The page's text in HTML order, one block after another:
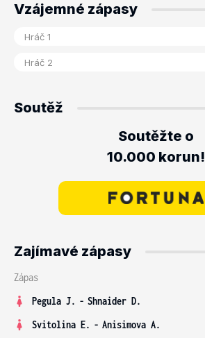
Vzájemné zápasy
Soutěž
Soutěžte o
10.000 korun!
Zajímavé zápasy
Zápas
Pegula J. - Shnaider D.
Svitolina E. - Anisimova A.